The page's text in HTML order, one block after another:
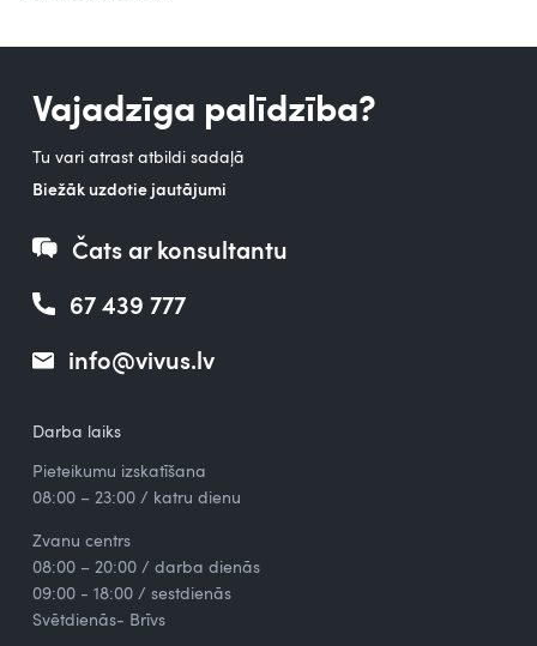
Vajadzīga palīdzība?
Tu vari atrast atbildi sadaļā
Biežāk uzdotie jautājumi
Čats ar konsultantu
67 439 777
info@vivus.lv
Darba laiks
Pieteikumu izskatīšana
08:00 – 23:00 / katru dienu
Zvanu centrs
08:00 – 20:00 / darba dienās
09:00 - 18:00 / sestdienās
Svētdienās- Brīvs